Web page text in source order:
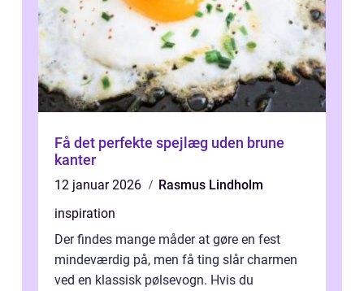
Få det perfekte spejlæg uden brune
kanter
12 januar 2026
Rasmus Lindholm
inspiration
Der findes mange måder at gøre en fest
mindeværdig på, men få ting slår charmen
ved en klassisk pølsevogn. Hvis du